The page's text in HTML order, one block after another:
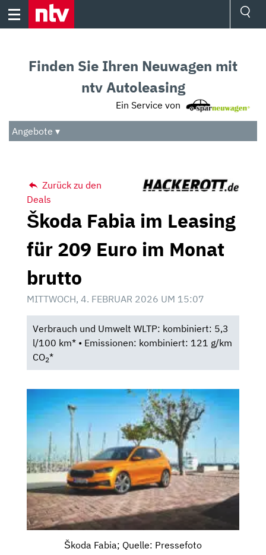
Skip
Audio
Das Beste
Finden Sie Ihren Neuwagen mit
ntv Autoleasing
Ein Service von
Angebote ▾
Zurück zu den
Deals
Škoda Fabia im Leasing
für 209 Euro im Monat
brutto
MITTWOCH, 4. FEBRUAR 2026 UM 15:07
Verbrauch und Umwelt WLTP: kombiniert: 5,3
l/100 km* • Emissionen: kombiniert: 121 g/km
CO2*
Škoda Fabia; Quelle: Pressefoto